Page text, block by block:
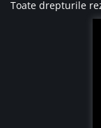
Toate drepturile